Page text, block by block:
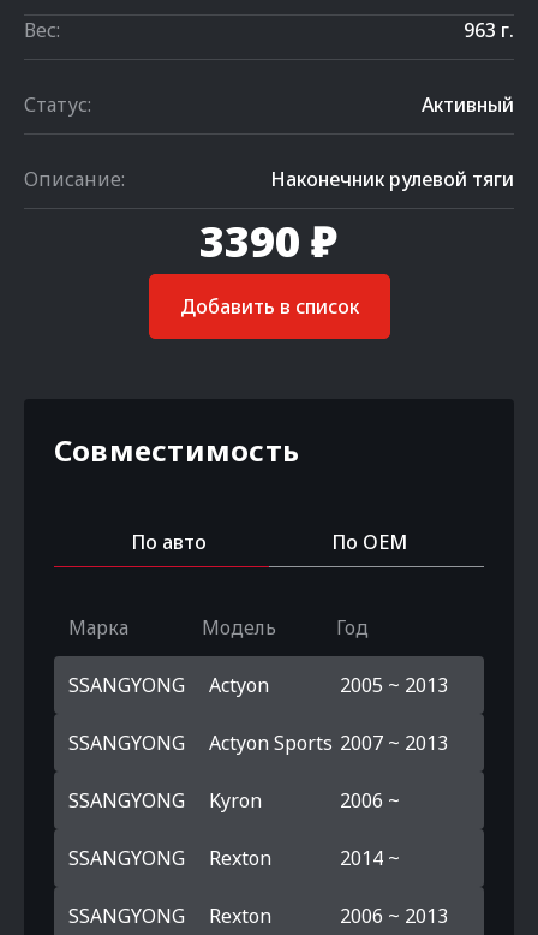
Вес:
963 г.
Статус: Активный
Описание: Наконечник рулевой тяги
3390 ₽
Добавить в список
Совместимость
По авто По OEM
Марка Модель Год
SSANGYONG Actyon 2005 ~ 2013
SSANGYONG Actyon Sports 2007 ~ 2013
SSANGYONG Kyron 2006 ~
SSANGYONG Rexton 2014 ~
SSANGYONG Rexton 2006 ~ 2013